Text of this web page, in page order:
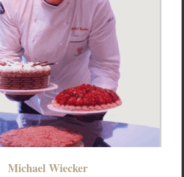
Michael Wiecker